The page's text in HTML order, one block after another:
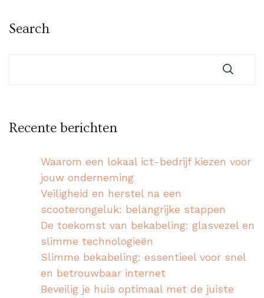
Search
Recente berichten
Waarom een lokaal ict-bedrijf kiezen voor
jouw onderneming
Veiligheid en herstel na een
scooterongeluk: belangrijke stappen
De toekomst van bekabeling: glasvezel en
slimme technologieën
Slimme bekabeling: essentieel voor snel
en betrouwbaar internet
Beveilig je huis optimaal met de juiste